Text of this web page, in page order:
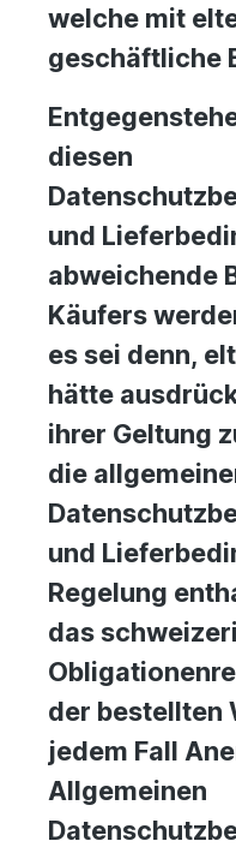
welche mit
geschäftliche
diesen
und
abweichende
Käufers
es sei denn,
hätte
ihrer Geltung
die
und
Regelung
das
der bestellten
jedem Fall
Allgemeinen